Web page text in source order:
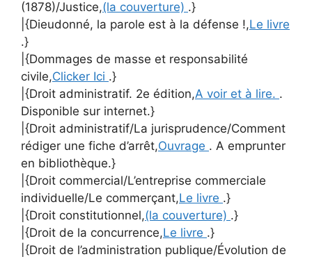
(1878)/Justice,(la couverture) .}
|{Dieudonné, la parole est à la défense !,Le livre
.}
|{Dommages de masse et responsabilité
civile,Clicker Ici .}
|{Droit administratif. 2e édition,A voir et à lire. .
Disponible sur internet.}
|{Droit administratif/La jurisprudence/Comment
rédiger une fiche d’arrêt,Ouvrage . A emprunter
en bibliothèque.}
|{Droit commercial/L’entreprise commerciale
individuelle/Le commerçant,Le livre .}
|{Droit constitutionnel,(la couverture) .}
|{Droit de la concurrence,Le livre .}
|{Droit de l’administration publique/Évolution de